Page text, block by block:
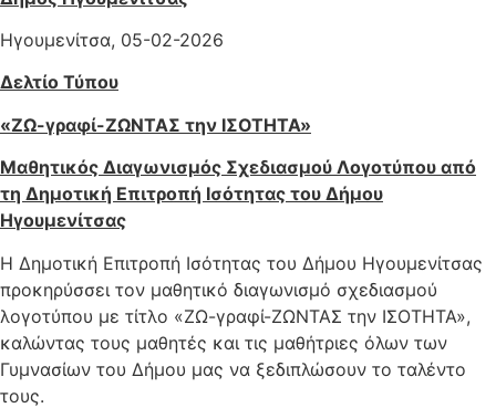
Ηγουμενίτσα, 05-02-2026
Δελτίο Τύπου
«ΖΩ-γραφί-ΖΩΝΤΑΣ την ΙΣΟΤΗΤΑ»
Μαθητικός Διαγωνισμός Σχεδιασμού Λογοτύπου από
τη Δημοτική Επιτροπή Ισότητας του Δήμου
Ηγουμενίτσας
​Η Δημοτική Επιτροπή Ισότητας του Δήμου Ηγουμενίτσας
προκηρύσσει τον μαθητικό διαγωνισμό σχεδιασμού
λογοτύπου με τίτλο «ΖΩ-γραφί-ΖΩΝΤΑΣ την ΙΣΟΤΗΤΑ»,
καλώντας τους μαθητές και τις μαθήτριες όλων των
Γυμνασίων του Δήμου μας να ξεδιπλώσουν το ταλέντο
τους.